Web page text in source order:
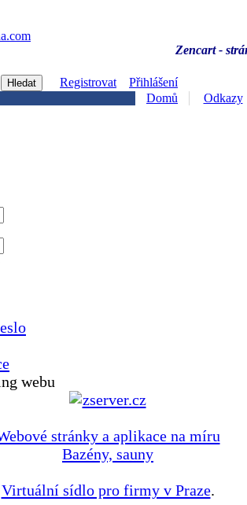
Zencart -
Registrovat
Přihlášení
Domů
Odkazy
webu
stránky a aplikace na míru
Bazény, sauny
Virtuální sídlo pro firmy v Praze.